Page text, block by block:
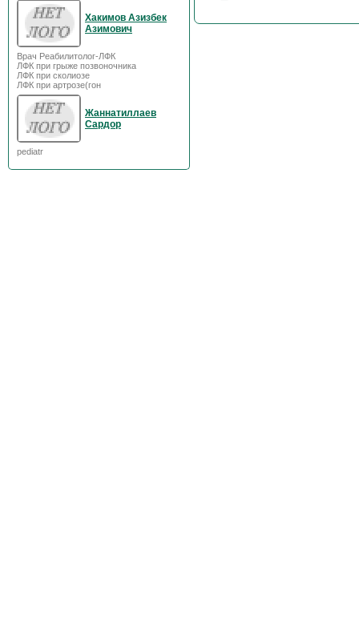
Хакимов Азизбек
Азимович
Врач Реабилитолог-ЛФК
ЛФК при грыже позвоночника
ЛФК при сколиозе
ЛФК при артрозе(гон
Жаннатиллаев
Сардор
pediatr